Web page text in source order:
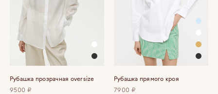
Рубашка прозрачная oversize
9500 ₽
Рубашка прямого кроя
7900 ₽